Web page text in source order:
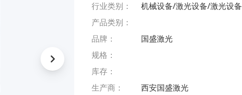
行业类别：
机械设备/激光设备/激光设备
产品类别：
品牌：
国盛激光
规格：
库存：
生产商：
西安国盛激光